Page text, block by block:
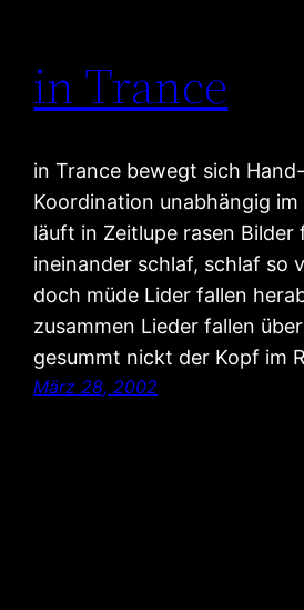
in Trance
in Trance bewegt sich
Koordination unabhängig im
läuft in Zeitlupe rasen Bilder
ineinander schlaf, schlaf so
doch müde Lider fallen
zusammen Lieder fallen
gesummt nickt der Kopf im
März 28, 2002